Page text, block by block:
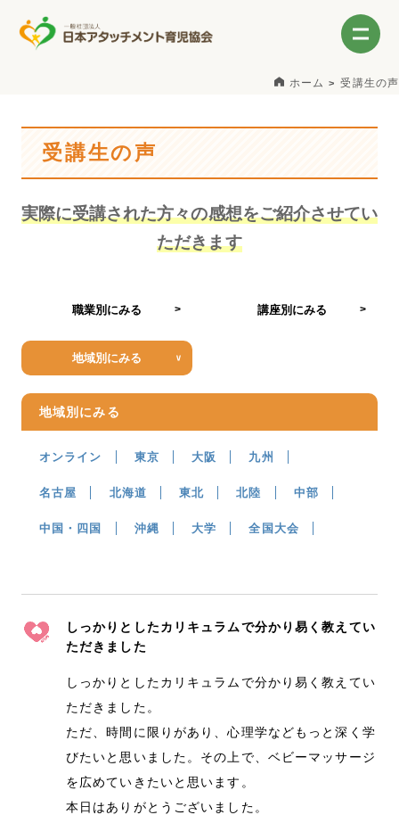
ホーム 受講生の声
受講生の声
実際に受講された方々の感想をご紹介させてい
ただきます
職業別にみる 講座別にみる
地域別にみる
地域別にみる
オンライン 東京 大阪 九州
名古屋 北海道 東北 北陸 中部
中国・四国 沖縄 大学 全国大会
しっかりとしたカリキュラムで分かり易く教えてい
ただきました
しっかりとしたカリキュラムで分かり易く教えてい
ただきました。
ただ、時間に限りがあり、心理学などもっと深く学
びたいと思いました。その上で、ベビーマッサージ
を広めていきたいと思います。
本日はありがとうございました。